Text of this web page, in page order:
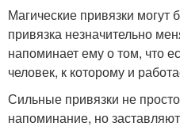
Магические привязки могут
привязка незначительно
напоминает ему о том, что
человек, к которому и
Сильные привязки не
напоминание, но